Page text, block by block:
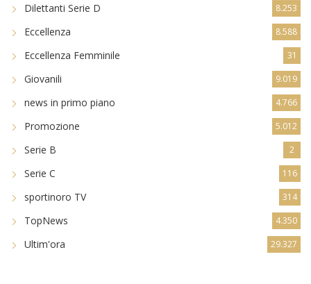
Dilettanti Serie D 8.253
Eccellenza 8.588
Eccellenza Femminile 31
Giovanili 9.019
news in primo piano 4.766
Promozione 5.012
Serie B 2
Serie C 116
sportinoro TV 314
TopNews 4.350
Ultim'ora 29.327